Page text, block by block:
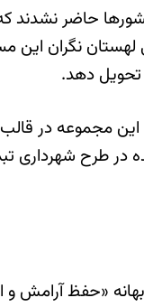
حاضر نشدند که
تحویل دهد.
طرح شهرداری
«حفظ آرامش